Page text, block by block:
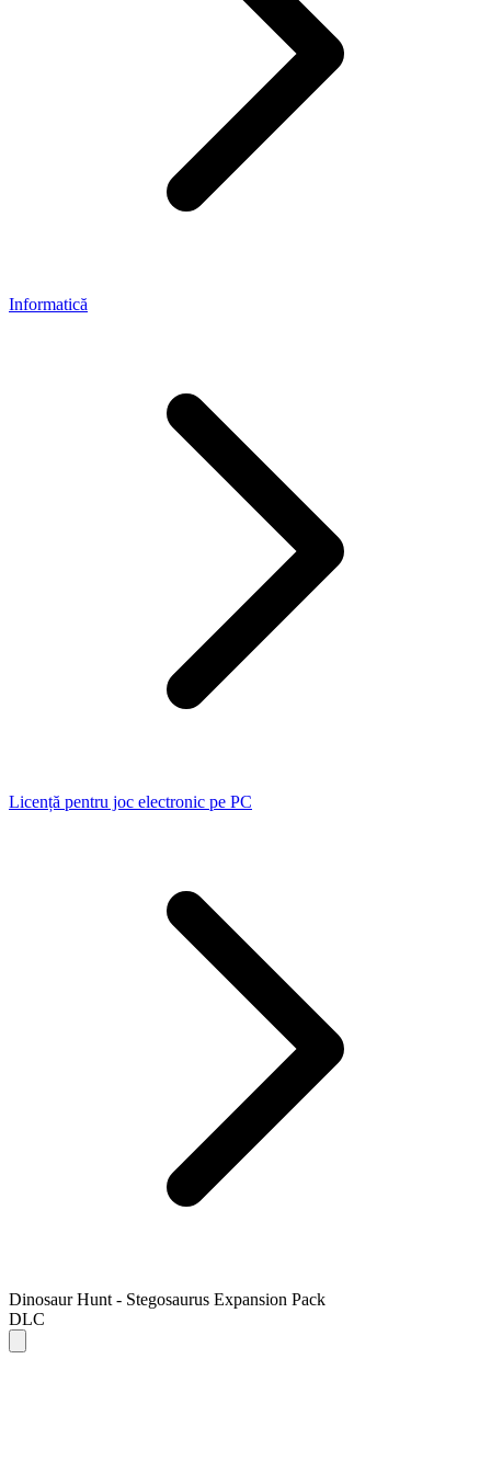
Informatică
Licență pentru joc electronic pe PC
Dinosaur Hunt - Stegosaurus Expansion Pack
DLC